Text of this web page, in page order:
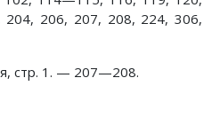
206, 207, 208, 224, 306,
стр. 1. — 207—208.